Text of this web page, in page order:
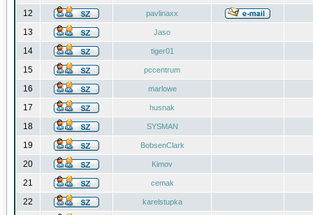
12 pavlinaxx
13 Jaso
14 tiger01
15 pccentrum
16 marlowe
17 husnak
18 SYSMAN
19 BobsenClark
20 Kimov
21 cemak
22 karelstupka